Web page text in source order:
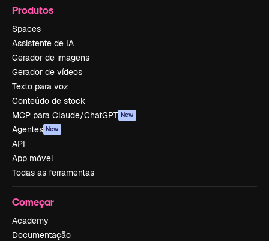
Produtos
Spaces
Assistente de IA
Gerador de imagens
Gerador de vídeos
Texto para voz
Conteúdo de stock
MCP para Claude/ChatGPT New
Agentes New
API
App móvel
Todas as ferramentas
Começar
Academy
Documentação